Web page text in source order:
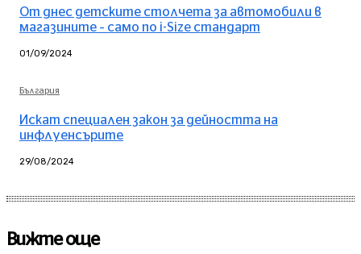
От днес детските столчета за автомобили в
магазините – само по i-Size стандарт
01/09/2024
България
Искат специален закон за дейността на
инфлуенсърите
29/08/2024
Вижте още